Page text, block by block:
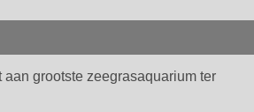
aan grootste zeegrasaquarium ter